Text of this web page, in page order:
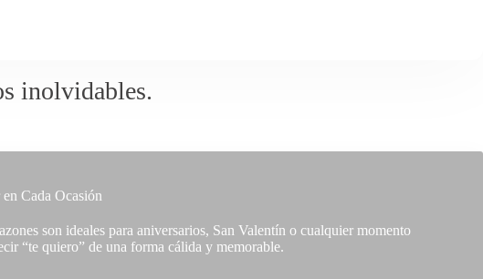
inolvidables.
Cada Ocasión
son ideales para aniversarios, San Valentín o cualquier momento
“te quiero” de una forma cálida y memorable.